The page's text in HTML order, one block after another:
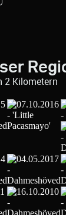
2 Kilometern